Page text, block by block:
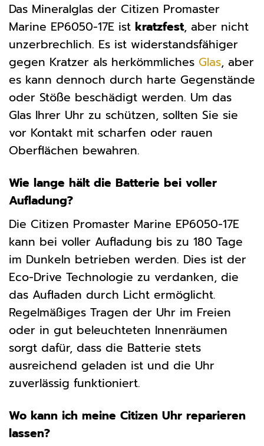
Das Mineralglas der Citizen Promaster
Marine EP6050-17E ist kratzfest, aber nicht
unzerbrechlich. Es ist widerstandsfähiger
gegen Kratzer als herkömmliches Glas, aber
es kann dennoch durch harte Gegenstände
oder Stöße beschädigt werden. Um das
Glas Ihrer Uhr zu schützen, sollten Sie sie
vor Kontakt mit scharfen oder rauen
Oberflächen bewahren.
Wie lange hält die Batterie bei voller
Aufladung?
Die Citizen Promaster Marine EP6050-17E
kann bei voller Aufladung bis zu 180 Tage
im Dunkeln betrieben werden. Dies ist der
Eco-Drive Technologie zu verdanken, die
das Aufladen durch Licht ermöglicht.
Regelmäßiges Tragen der Uhr im Freien
oder in gut beleuchteten Innenräumen
sorgt dafür, dass die Batterie stets
ausreichend geladen ist und die Uhr
zuverlässig funktioniert.
Wo kann ich meine Citizen Uhr reparieren
lassen?